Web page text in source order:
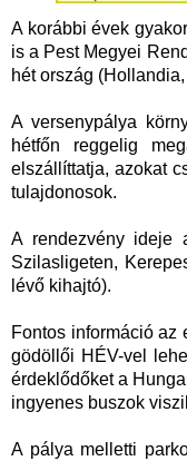
A korábbi évek
is a Pest Megyei
hét ország
A versenypálya
hétfőn reggelig
elszállíttatja, azokat
tulajdonosok.
A rendezvény ideje
Szilasligeten,
lévő kihajtó).
Fontos információ az
gödöllői HÉV-vel
érdeklődőket a
ingyenes buszok
A pálya melletti